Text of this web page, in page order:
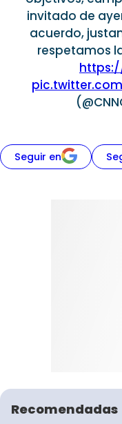
invitado de
acuerdo,
respetamos
Seguir en
Recomendadas